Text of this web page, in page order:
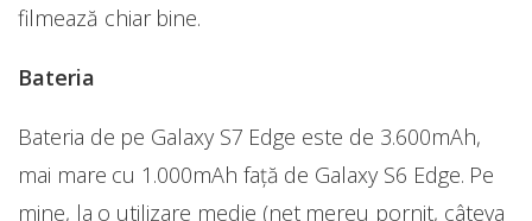
filmează chiar bine.
Bateria
Bateria de pe Galaxy S7 Edge este de 3.600mAh,
mai mare cu 1.000mAh față de Galaxy S6 Edge. Pe
mine, la o utilizare medie (net mereu pornit, câteva